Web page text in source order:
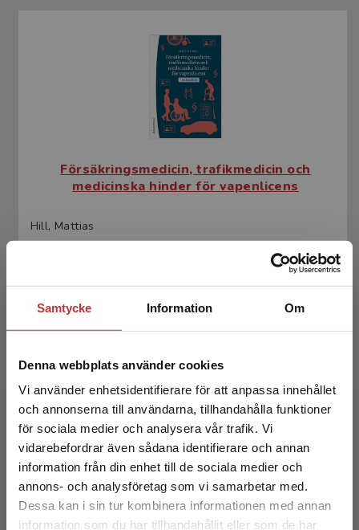
Samtycke Information Om
Denna webbplats använder cookies
Vi använder enhetsidentifierare för att anpassa innehållet
och annonserna till användarna, tillhandahålla funktioner
för sociala medier och analysera vår trafik. Vi
vidarebefordrar även sådana identifierare och annan
information från din enhet till de sociala medier och
annons- och analysföretag som vi samarbetar med.
Dessa kan i sin tur kombinera informationen med annan
information som du har tillhandahållit eller som de har
Begränsad fraktregion
Försäkringsmedicin, trafikmedicin och
medicinska hinder för vapenlicens
Hill, Mattias
Försäkringsmedicin, trafikmedicin och
medicinska hinder för vapenlicens
Hill, Mattias
186 krinkl. moms